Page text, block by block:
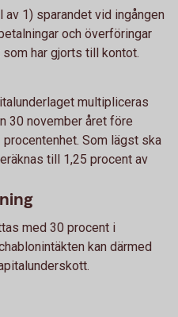
1) sparandet vid ingången
och överföringar
har gjorts till kontot.
multipliceras
30 november året före
Som lägst ska
till 1,25 procent av
med 30 procent i
kan därmed